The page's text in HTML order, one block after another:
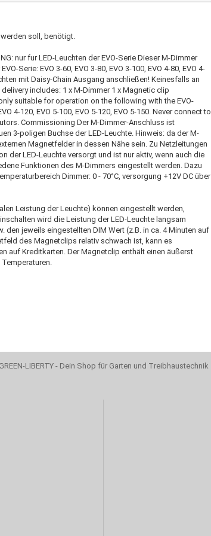
soll, benötigt.
nur fur LED-Leuchten der EVO-Serie Dieser M-Dimmer
Serie: EVO 3-60, EVO 3-80, EVO 3-100, EVO 4-80, EVO 4-
mit Daisy-Chain Ausgang anschließen! Keinesfalls an
includes: 1 x M-Dimmer 1 x Magnetic clip
suitable for operation on the following with the EVO-
4-120, EVO 5-100, EVO 5-120, EVO 5-150. Never connect to
Commissioning Der M-Dimmer-Anschluss ist
3-poligen Buchse der LED-Leuchte. Hinweis: da der M-
Magnetfelder in dessen Nähe sein. Zu Netzleitungen
der LED-Leuchte versorgt und ist nur aktiv, wenn auch die
Funktionen des M-Dimmers eingestellt werden. Dazu
Dimmer: 0 - 70°C, versorgung +12V DC über
Leistung der Leuchte) können eingestellt werden,
wird die Leistung der LED-Leuchte langsam
den jeweils eingestellten DIM Wert (z.B. in ca. 4 Minuten auf
des Magnetclips relativ schwach ist, kann es
auf Kreditkarten. Der Magnetclip enthält einen äußerst
GREEN-LIBERTY - Dein Shop für Garten und Treibhaustechnik